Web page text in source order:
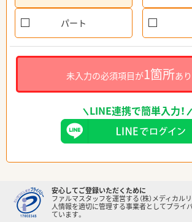
パート
未入力の必須項目が1箇所あ
LINE連携で簡単入力！
安心してご登録いただくために
ファルマスタッフを運営する（株）メディカル
人情報を適切に管理する事業者としてプライ
ています。